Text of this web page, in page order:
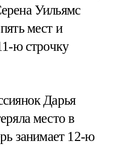
Уильямс
мест и
ю строчку
Дарья
место в
занимает 12-ю